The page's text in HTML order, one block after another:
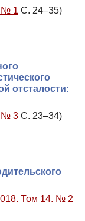
№ 1 С. 24–35)
отсталости:
№ 3 С. 23–34)
Том 14. № 2